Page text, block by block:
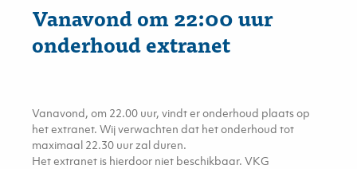
Vanavond om 22:00 uur
onderhoud extranet
Vanavond, om 22.00 uur, vindt er onderhoud plaats op
het extranet. Wij verwachten dat het onderhoud tot
maximaal 22.30 uur zal duren.
Het extranet is hierdoor niet beschikbaar. VKG